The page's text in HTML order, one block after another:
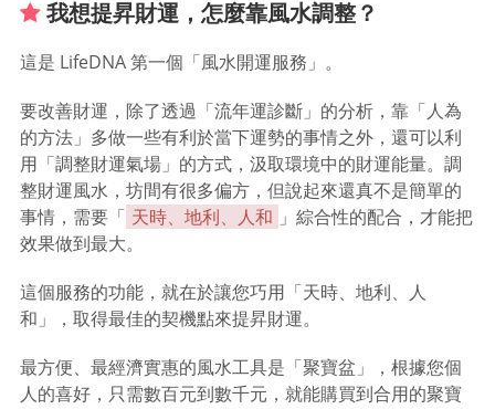
我想提昇財運，怎麼靠風水調整？
這是 LifeDNA 第一個「風水開運服務」。
要改善財運，除了透過「流年運診斷」的分析，靠「人為
的方法」多做一些有利於當下運勢的事情之外，還可以利
用「調整財運氣場」的方式，汲取環境中的財運能量。調
整財運風水，坊間有很多偏方，但說起來還真不是簡單的
事情，需要「 天時、地利、人和 」綜合性的配合，才能把
效果做到最大。
這個服務的功能，就在於讓您巧用「天時、地利、人
和」，取得最佳的契機點來提昇財運。
最方便、最經濟實惠的風水工具是「聚寶盆」，根據您個
人的喜好，只需數百元到數千元，就能購買到合用的聚寶